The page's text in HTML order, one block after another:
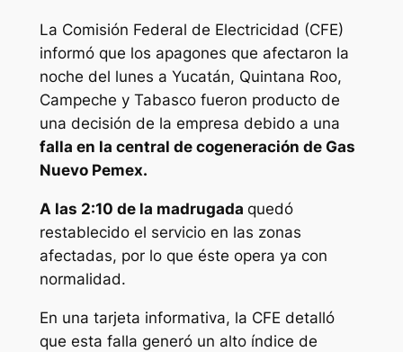
La Comisión Federal de Electricidad (CFE)
informó que los apagones que afectaron la
noche del lunes a Yucatán, Quintana Roo,
Campeche y Tabasco fueron producto de
una decisión de la empresa debido a una
falla en la central de cogeneración de Gas
Nuevo Pemex.
A las 2:10 de la madrugada quedó
restablecido el servicio en las zonas
afectadas, por lo que éste opera ya con
normalidad.
En una tarjeta informativa, la CFE detalló
que esta falla generó un alto índice de